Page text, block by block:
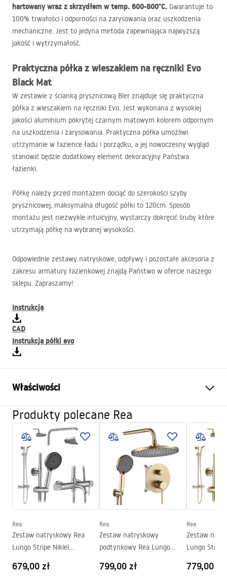
hartowany wraz z skrzydłem w temp. 600-800°C. Gwarantuje to
100% trwałości i odporności na zarysowania oraz uszkodzenia
mechaniczne. Jest to jedyna metoda zapewniająca najwyższą
jakość i wytrzymałość.
Praktyczna półka z wieszakiem na ręczniki Evo
Black Mat
W zestawie z ścianką prysznicową Bler znajduje się praktyczna
półka z wieszakiem na ręczniki Evo. Jest wykonana z wysokiej
jakości aluminium pokrytej czarnym matowym kolorem odpornym
na uszkodzenia i zarysowania. Praktyczna półka umożliwi
utrzymanie w łazience ładu i porządku, a jej nowoczesny wygląd
stanowić będzie dodatkowy element dekoracyjny Państwa
łazienki.
Półkę należy przed montażem dociąć do szerokości szyby
prysznicowej, maksymalna długość półki to 120cm. Sposób
montażu jest niezwykle intuicyjny, wystarczy dokręcić śruby które
utrzymają półkę na wybranej wysokości.
Odpowiednie zestawy natryskowe, odpływy i pozostałe akcesoria z
zakresu armatury łazienkowej znajdą Państwo w ofercie naszego
sklepu. Zapraszamy!
Instrukcja
CAD
Instrukcja półki evo
Właściwości
Wymiar (drzwi x ścianka)
80
Czarny
Typ kabiny
Walk-in
Szkło
Transparentne 8mm
Seria
Bler
Strona
Obustronna
Gwarancja
24 miesiące
Produkty polecane Rea
Rea
Zestaw natryskowy Rea
Lungo Stripe Nikiel
679,00 zł
Rea
Zestaw natryskowy
podtynkowy Rea Lungo
BOX
799,00 zł
Rea
Zestaw
Lungo Stripe
779,00 zł